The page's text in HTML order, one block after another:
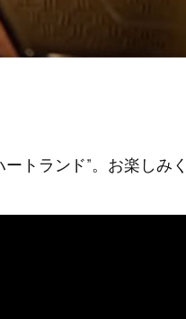
トランド”。お楽しみ